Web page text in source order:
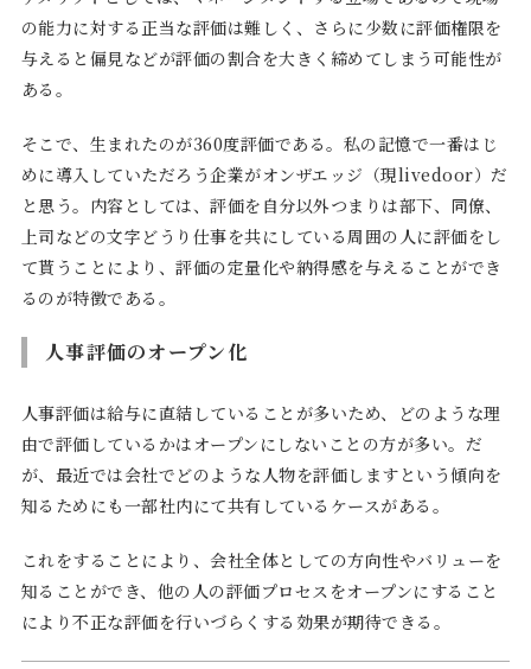
の能力に対する正当な評価は難しく、さらに少数に評価権限を
与えると偏見などが評価の割合を大きく締めてしまう可能性が
ある。
そこで、生まれたのが360度評価である。私の記憶で一番はじ
めに導入していただろう企業がオンザエッジ（現livedoor）だ
と思う。内容としては、評価を自分以外つまりは部下、同僚、
上司などの文字どうり仕事を共にしている周囲の人に評価をし
て貰うことにより、評価の定量化や納得感を与えることができ
るのが特徴である。
人事評価のオープン化
人事評価は給与に直結していることが多いため、どのような理
由で評価しているかはオープンにしないことの方が多い。だ
が、最近では会社でどのような人物を評価しますという傾向を
知るためにも一部社内にて共有しているケースがある。
これをすることにより、会社全体としての方向性やバリューを
知ることができ、他の人の評価プロセスをオープンにすること
により不正な評価を行いづらくする効果が期待できる。